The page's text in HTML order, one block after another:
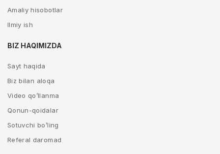
Amaliy hisobotlar
Ilmiy ish
BIZ HAQIMIZDA
Sayt haqida
Biz bilan aloqa
Video qo’llanma
Qonun-qoidalar
Sotuvchi bo’ling
Referal daromad